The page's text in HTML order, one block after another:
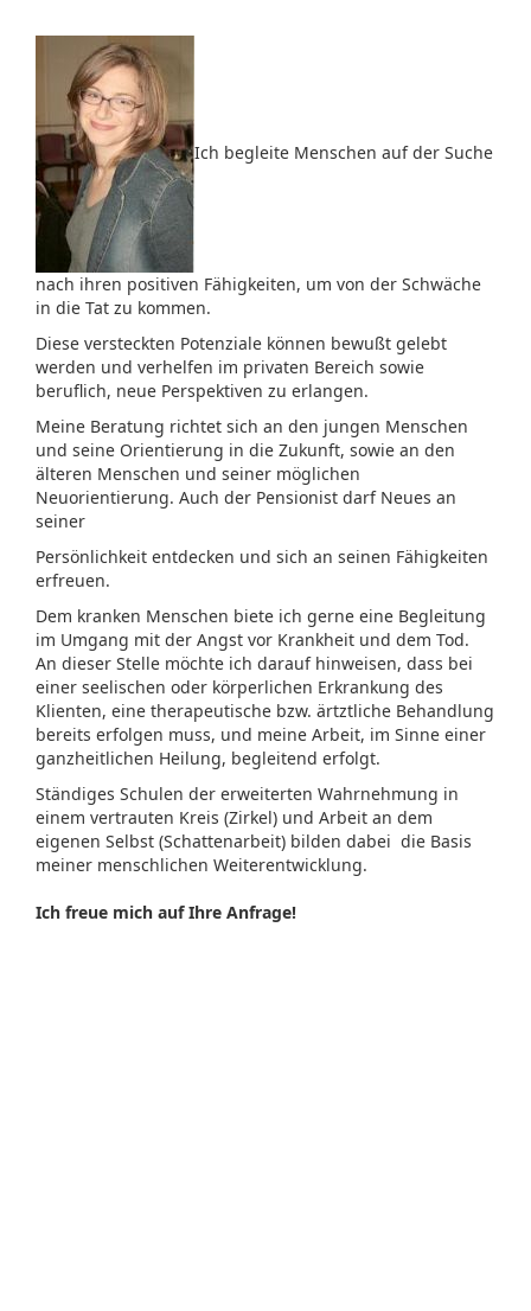
Ich begleite Menschen auf der Suche
nach ihren positiven Fähigkeiten, um von der Schwäche
in die Tat zu kommen.
Diese versteckten Potenziale können bewußt gelebt
werden und verhelfen im privaten Bereich sowie
beruflich, neue Perspektiven zu erlangen.
Meine Beratung richtet sich an den jungen Menschen
und seine Orientierung in die Zukunft, sowie an den
älteren Menschen und seiner möglichen
Neuorientierung. Auch der Pensionist darf Neues an
seiner
Persönlichkeit entdecken und sich an seinen Fähigkeiten
erfreuen.
Dem kranken Menschen biete ich gerne eine Begleitung
im Umgang mit der Angst vor Krankheit und dem Tod.
An dieser Stelle möchte ich darauf hinweisen, dass bei
einer seelischen oder körperlichen Erkrankung des
Klienten, eine therapeutische bzw. ärtztliche Behandlung
bereits erfolgen muss, und meine Arbeit, im Sinne einer
ganzheitlichen Heilung, begleitend erfolgt.
Ständiges Schulen der erweiterten Wahrnehmung in
einem vertrauten Kreis (Zirkel) und Arbeit an dem
eigenen Selbst (Schattenarbeit) bilden dabei die Basis
meiner menschlichen Weiterentwicklung.
Ich freue mich auf Ihre Anfrage!